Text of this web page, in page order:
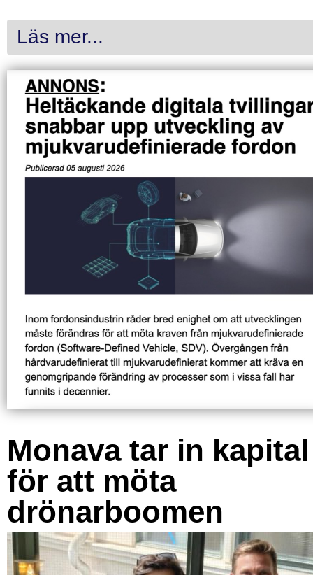
Läs mer...
Monava tar in kapital
för att möta
drönarboomen